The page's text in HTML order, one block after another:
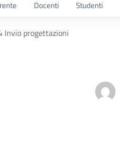
Docenti Studenti
Invio progettazioni